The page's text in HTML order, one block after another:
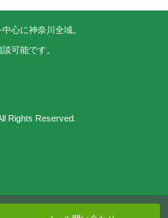
心に神奈川全域。
可能です。
Rights Reserved.